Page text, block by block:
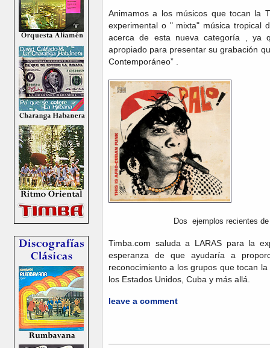
Animamos a los músicos que tocan la T
experimental o "mixta" música tropical
acerca de esta
nueva categoría , ya
apropiado para presentar su grabación
Contemporáneo”
Dos ejemplos recientes
Timba.com saluda a LARAS para la
esperanza de que ayudaría a
reconocimiento a los grupos que tocan
los Estados Unidos, Cuba y más allá.
leave a comment